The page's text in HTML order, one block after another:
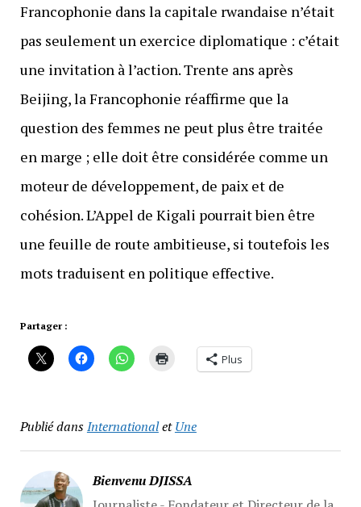
Francophonie dans la capitale rwandaise n’était
pas seulement un exercice diplomatique : c’était
une invitation à l’action. Trente ans après
Beijing, la Francophonie réaffirme que la
question des femmes ne peut plus être traitée
en marge ; elle doit être considérée comme un
moteur de développement, de paix et de
cohésion. L’Appel de Kigali pourrait bien être
une feuille de route ambitieuse, si toutefois les
mots traduisent en politique effective.
Partager :
Plus
Publié dansInternationaletUne
Bienvenu DJISSA